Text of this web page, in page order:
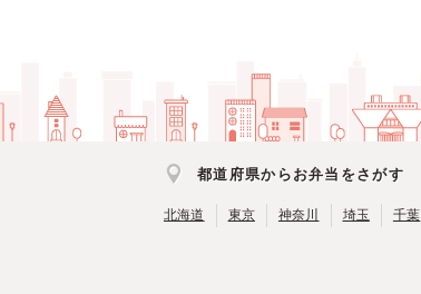
都道府県からお弁当をさがす
北海道 東京 神奈川 埼玉 千葉